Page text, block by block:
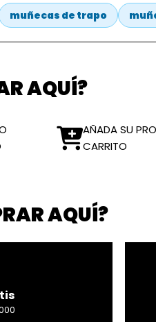
muñecas de trapo
AQUÍ?
AÑADA SU
CARRITO
AQUÍ?